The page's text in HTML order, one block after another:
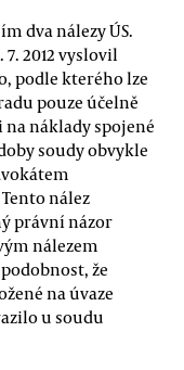
dva nálezy ÚS.
7. 2012 vyslovil
podle kterého lze
pouze účelně
náklady spojené
soudy obvykle
nález
právní názor
nálezem
že
na úvaze
u soudu